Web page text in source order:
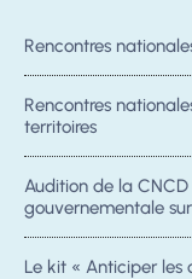
Rencontres
Rencontres
territoires
Audition de la CNCD
gouvernementale
Le kit « Anticiper les